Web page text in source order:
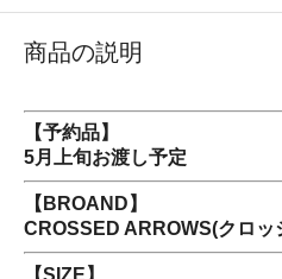
商品の説明
【予約品】
5月上旬お渡し予定
【BROAND】
CROSSED ARROWS(クロッ
【SIZE】